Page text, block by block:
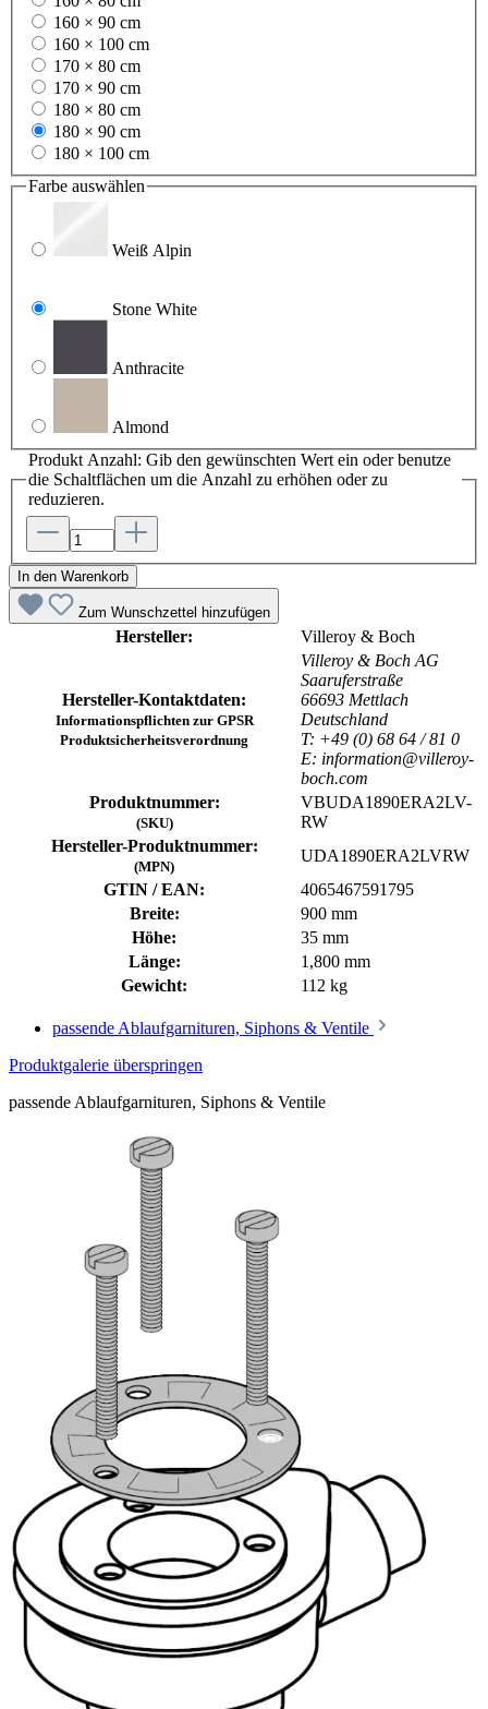
160 × 90 cm
160 × 100 cm
170 × 80 cm
170 × 90 cm
180 × 80 cm
180 × 90 cm
180 × 100 cm
Farbe auswählen
Weiß Alpin
Stone White
Anthracite
Almond
Produkt Anzahl: Gib den gewünschten Wert ein oder benutze
die Schaltflächen um die Anzahl zu erhöhen oder zu
reduzieren.
In den Warenkorb
Zum Wunschzettel hinzufügen
Hersteller: Villeroy & Boch
Hersteller-Kontaktdaten:
Informationspflichten zur GPSR
Produktsicherheitsverordnung
Villeroy & Boch AG
Saaruferstraße
66693 Mettlach
Deutschland
T: +49 (0) 68 64 / 81 0
E: information@villeroy-
boch.com
Produktnummer:
(SKU)
VBUDA1890ERA2LV-
RW
Hersteller-Produktnummer:
(MPN)
UDA1890ERA2LVRW
GTIN / EAN:
4065467591795
Breite:
900 mm
Höhe:
35 mm
Länge:
1,800 mm
Gewicht:
112 kg
passende Ablaufgarnituren, Siphons & Ventile
Produktgalerie überspringen
passende Ablaufgarnituren, Siphons & Ventile